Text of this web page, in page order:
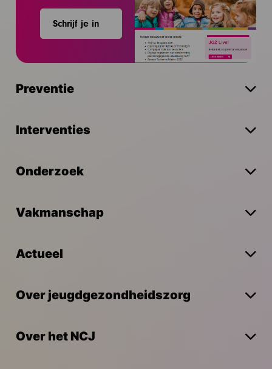
Schrijf je in
Preventie
Interventies
Onderzoek
Vakmanschap
Actueel
Over jeugdgezondheidszorg
Over het NCJ